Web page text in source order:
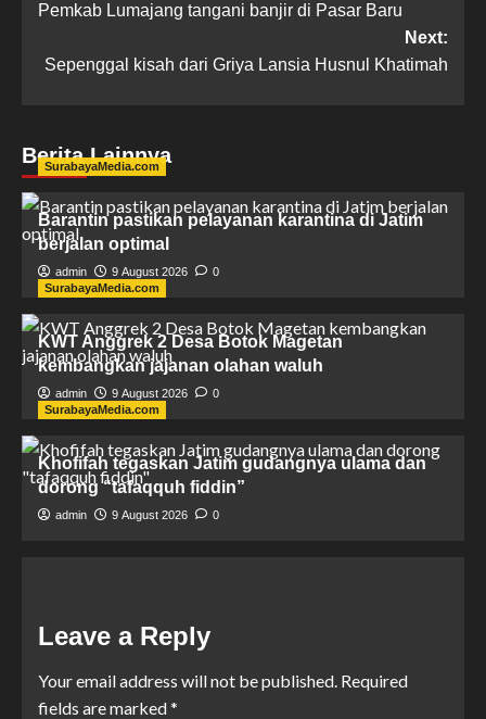
Pemkab Lumajang tangani banjir di Pasar Baru
Next:
Sepenggal kisah dari Griya Lansia Husnul Khatimah
Berita Lainnya
SurabayaMedia.com
Barantin pastikan pelayanan karantina di Jatim
berjalan optimal
admin 9 August 2026
0
SurabayaMedia.com
KWT Anggrek 2 Desa Botok Magetan
kembangkan jajanan olahan waluh
admin 9 August 2026
0
SurabayaMedia.com
Khofifah tegaskan Jatim gudangnya ulama dan
dorong “tafaqquh fiddin”
admin 9 August 2026 0
Leave a Reply
Your email address will not be published. Required
fields are marked*